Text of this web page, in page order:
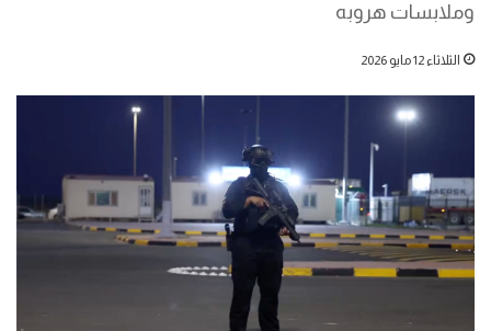
وملابسات هروبه
الثلاثاء 12 مايو 2026